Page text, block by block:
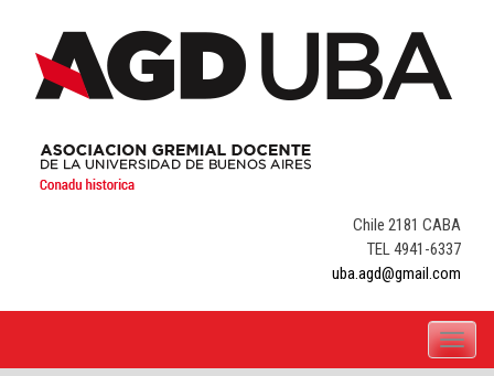
content
Chile 2181 CABA
TEL 4941-6337
uba.agd@gmail.com
Toggle